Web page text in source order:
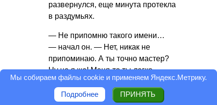
развернулся, еще минута протекла
в раздумьях.
— Не припомню такого имени…
— начал он. — Нет, никак не
припоминаю. А ты точно мастер?
Ну не я же! Меня-то ты легко
нашел, меня все знают! А с тобой
что проку сражаться? Никто о тебе
Мы собираем файлы cookie и применяем Яндекс.Метрику.
Подробнее ПРИНЯТЬ